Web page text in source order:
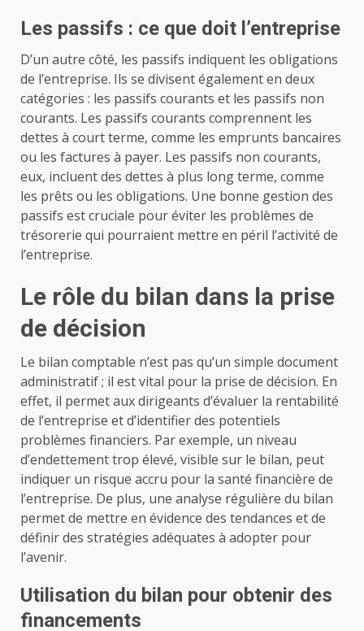
Les passifs : ce que doit l’entreprise
D’un autre côté, les passifs indiquent les obligations
de l’entreprise. Ils se divisent également en deux
catégories : les passifs courants et les passifs non
courants. Les passifs courants comprennent les
dettes à court terme, comme les emprunts bancaires
ou les factures à payer. Les passifs non courants,
eux, incluent des dettes à plus long terme, comme
les prêts ou les obligations. Une bonne gestion des
passifs est cruciale pour éviter les problèmes de
trésorerie qui pourraient mettre en péril l’activité de
l’entreprise.
Le rôle du bilan dans la prise
de décision
Le bilan comptable n’est pas qu’un simple document
administratif ; il est vital pour la prise de décision. En
effet, il permet aux dirigeants d’évaluer la rentabilité
de l’entreprise et d’identifier des potentiels
problèmes financiers. Par exemple, un niveau
d’endettement trop élevé, visible sur le bilan, peut
indiquer un risque accru pour la santé financière de
l’entreprise. De plus, une analyse régulière du bilan
permet de mettre en évidence des tendances et de
définir des stratégies adéquates à adopter pour
l’avenir.
Utilisation du bilan pour obtenir des
financements